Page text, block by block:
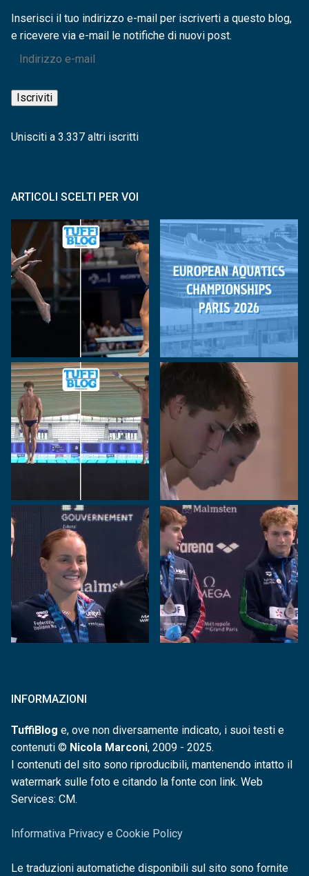
Inserisci il tuo indirizzo e-mail per iscriverti a questo blog,
e ricevere via e-mail le notifiche di nuovi post.
Indirizzo
mail
Iscriviti
Unisciti a 3.337 altri iscritti
ARTICOLI SCELTI PER VOI
INFORMAZIONI
TuffiBlog e, ove non diversamente indicato, i suoi testi e
contenuti © Nicola Marconi, 2009 - 2025.
I contenuti del sito sono riproducibili, mantenendo intatto il
watermark sulle foto e citando la fonte con link. Web
Services: CM.
Informativa Privacy e Cookie Policy
Le traduzioni automatiche disponibili sul sito sono fornite